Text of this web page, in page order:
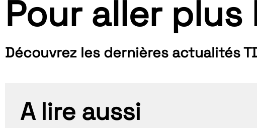
Pour aller plus
Découvrez les dernières actualités
A lire aussi